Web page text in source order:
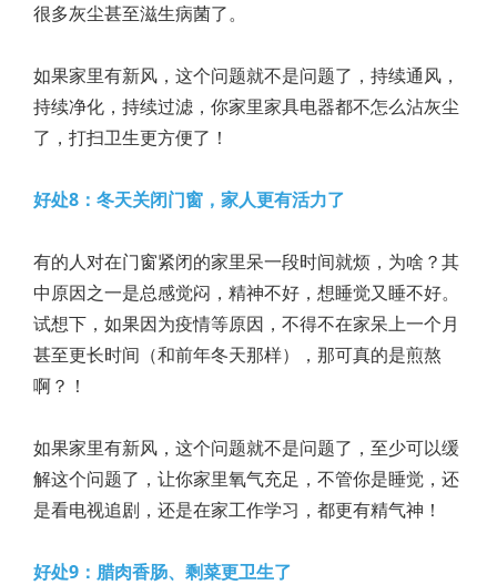
很多灰尘甚至滋生病菌了。
如果家里有新风，这个问题就不是问题了，持续通风，
持续净化，持续过滤，你家里家具电器都不怎么沾灰尘
了，打扫卫生更方便了！
好处8：冬天关闭门窗，家人更有活力了
有的人对在门窗紧闭的家里呆一段时间就烦，为啥？其
中原因之一是总感觉闷，精神不好，想睡觉又睡不好。
试想下，如果因为疫情等原因，不得不在家呆上一个月
甚至更长时间（和前年冬天那样），那可真的是煎熬
啊？！
如果家里有新风，这个问题就不是问题了，至少可以缓
解这个问题了，让你家里氧气充足，不管你是睡觉，还
是看电视追剧，还是在家工作学习，都更有精气神！
好处9：腊肉香肠、剩菜更卫生了